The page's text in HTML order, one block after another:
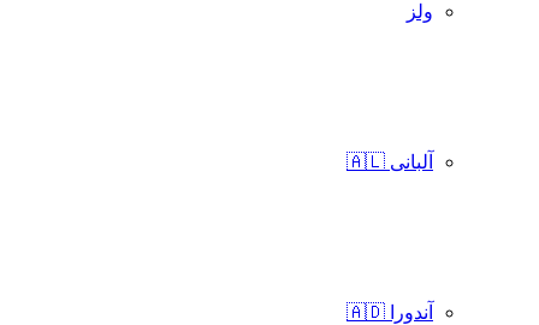
ولز
آلبانی 🇦🇱
آندورا 🇦🇩